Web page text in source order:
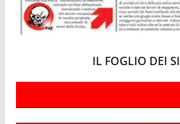
IL FOGLIO DEI